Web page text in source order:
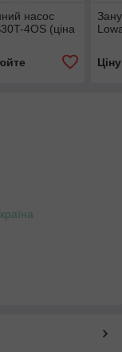
насос
4OS (ціна